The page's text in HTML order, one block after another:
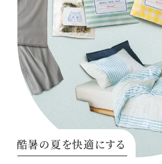
酷暑の夏を快適にする